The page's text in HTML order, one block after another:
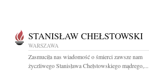
STANISŁAW CHEŁSTOWSKI
WARSZAWA
Zasmuciła nas wiadomość o śmierci zawsze nam
życzliwego Stanisława Chełstowskiego mądrego,...